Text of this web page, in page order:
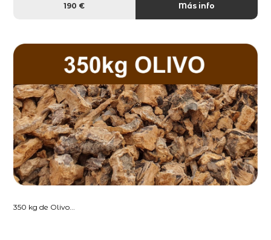
190 € Más info
350 kg de Olivo...